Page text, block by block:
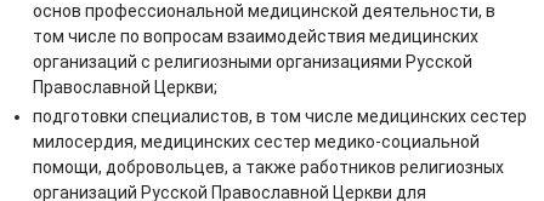
основ профессиональной медицинской деятельности, в
том числе по вопросам взаимодействия медицинских
организаций с религиозными организациями Русской
Православной Церкви;
подготовки специалистов, в том числе медицинских сестер
милосердия, медицинских сестер медико-социальной
помощи, добровольцев, а также работников религиозных
организаций Русской Православной Церкви для